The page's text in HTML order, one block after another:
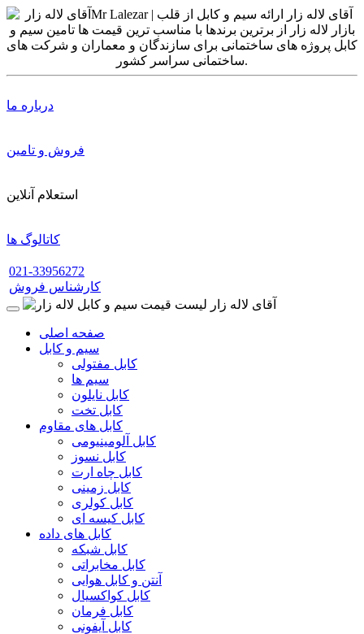
درباره ما
فروش و تامین
استعلام آنلاین
کاتالوگ ها
021-33956272
کارشناس فروش
صفحه اصلی
سیم و کابل
کابل مفتولی
سیم ها
کابل نایلون
کابل تخت
کابل های مقاوم
کابل آلومینیومی
کابل نسوز
کابل چاه ارت
کابل زمینی
کابل کولری
کابل کیسه ای
کابل های داده
کابل شبکه
کابل مخابراتی
آنتن و کابل هوایی
کابل کواکسیال
کابل فرمان
کابل آیفونی